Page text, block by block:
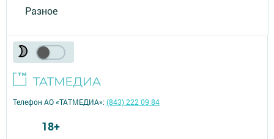
Разное
Телефон АО «ТАТМЕДИА»:(843) 222 09 84
18+